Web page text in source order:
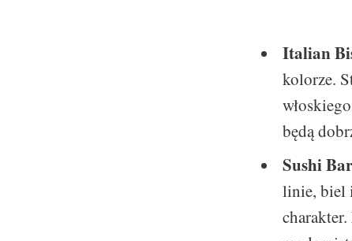
Italian
kolorze.
będą
Sushi Bar
linie, biel